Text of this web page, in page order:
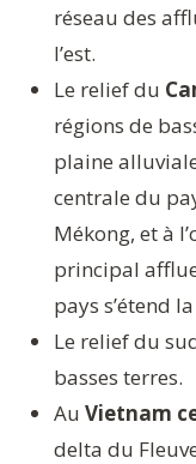
réseau des
l’est.
Le relief du
régions de
plaine
centrale du
Mékong, et à
principal
pays s’étend
Le relief du
basses terres.
Au Vietnam
delta du